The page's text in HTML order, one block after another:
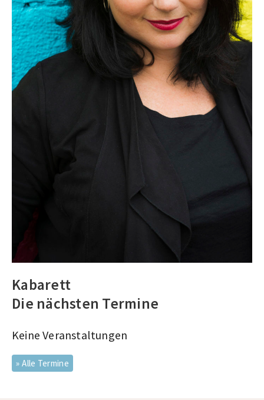
Kabarett
Die nächsten Termine
Keine Veranstaltungen
Alle Termine